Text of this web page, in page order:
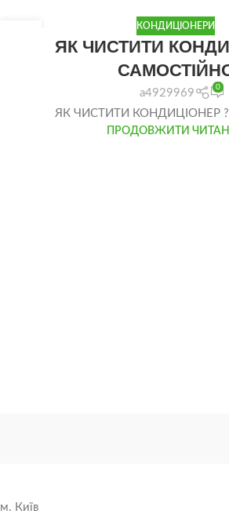
КОНДИЦІОНЕРИ
ЯК ЧИСТИТИ
a4929969
0
ЯК ЧИСТИТИ КОНДИЦІОНЕР
ПРОДОВЖИТИ
м. Київ